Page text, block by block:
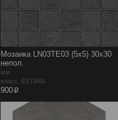
Мозаика LN03TE03 (5х5) 30x30
непол.
мм
класс, ESTIMA
900p